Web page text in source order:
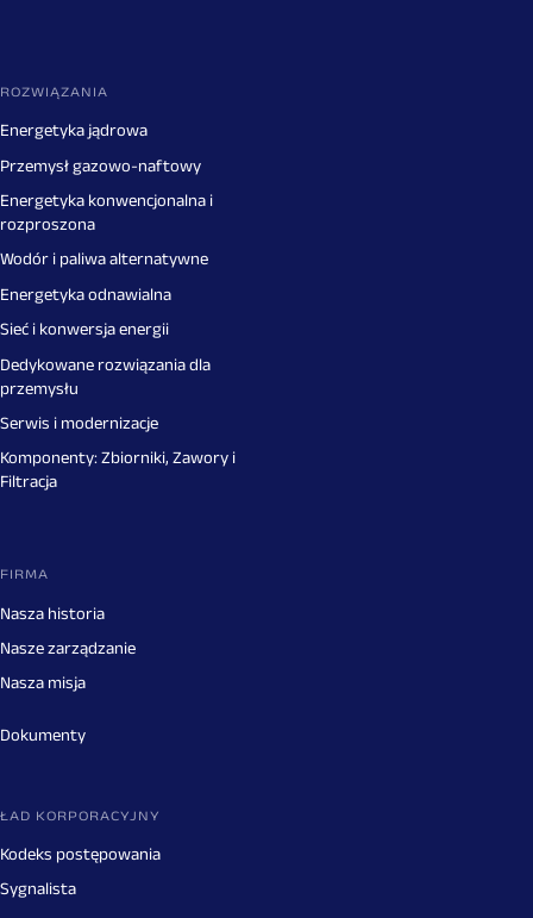
ROZWIĄZANIA
Energetyka jądrowa
Przemysł gazowo-naftowy
Energetyka konwencjonalna i
rozproszona
Wodór i paliwa alternatywne
Energetyka odnawialna
Sieć i konwersja energii
Dedykowane rozwiązania dla
przemysłu
Serwis i modernizacje
Komponenty: Zbiorniki, Zawory i
Filtracja
FIRMA
Nasza historia
Nasze zarządzanie
Nasza misja
Dokumenty
ŁAD KORPORACYJNY
Kodeks postępowania
Sygnalista